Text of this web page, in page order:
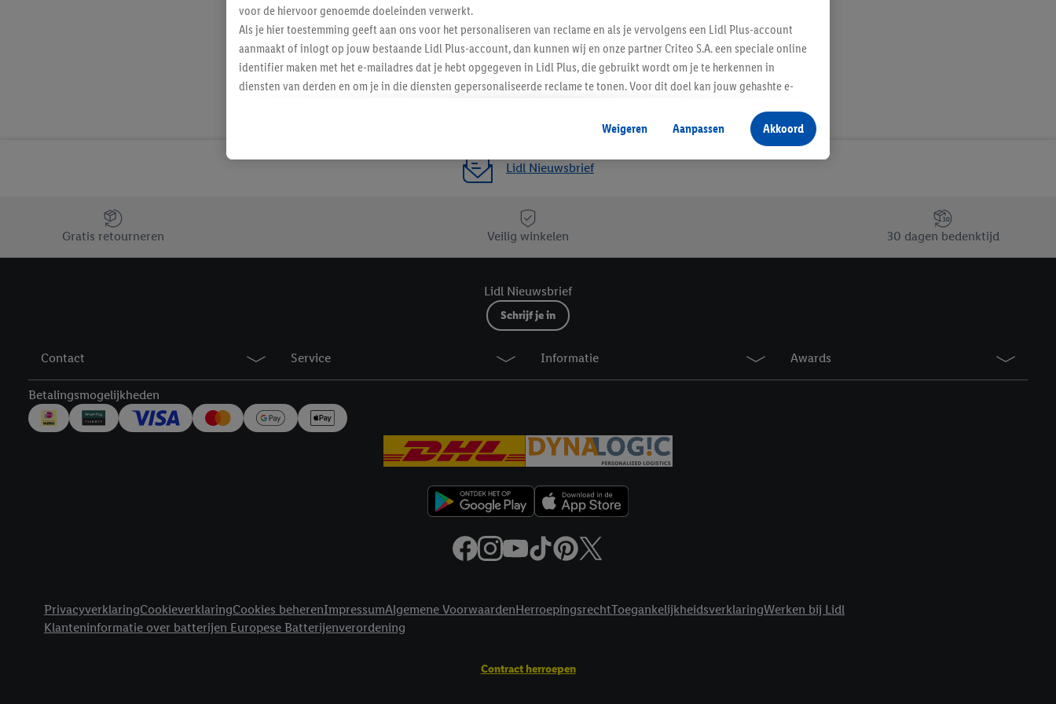
Lidl Nieuwsbrief
Jouw voordelen bij ons als Lidl webshop klant
Gratis retourneren
Veilig winkelen 30 dagen bedenktijd
Lidl Nieuwsbrief
Schrijf je in
Contact Service Informatie Awards
Betalingsmogelijkheden
PrivacyverklaringCookieverklaringCookies beherenImpressumAlgemene VoorwaardenHerroepingsrechtToegankelijkheidsverklaringWerken bij Lidl
Klanteninformatie over batterijen Europese Batterijenverordening
Contract herroepen
voor de hiervoor genoemde doeleinden verwerkt.
Als je hier toestemming geeft aan ons voor het personaliseren van reclame en als je vervolgens een Lidl Plus-account
aanmaakt of inlogt op jouw bestaande Lidl Plus-account, dan kunnen wij en onze partner Criteo S.A. een speciale online
identifier maken met het e-mailadres dat je hebt opgegeven in Lidl Plus, die gebruikt wordt om je te herkennen in
diensten van derden en om je in die diensten gepersonaliseerde reclame te tonen. Voor dit doel kan jouw gehashte e-
Als je hiervoor toestemming geeft, dan kunnen retargeting advertenties worden weergegeven voor producten waarin je
eerder interesse hebt getoond (bijvoorbeeld door het product in een winkelmandje van een online winkel te plaatsen
maar het niet te kopen). De retargeting advertenties kunnen op verschillende eindapparaten en binnen verschillende
mailadres en met eventuele andere identifiers of met identifiers waarover Criteo S.A. beschikt, aan jou kunnen worden
Onder "Aanpassen" kun je aangeven met welke cookies en vergelijkbare technieken en met welke
Door te klikken op "Weigeren", kies je voor de optie dat er enkel technisch noodzakelijke cookies en vergelijkbare
Door op "Akkoord" te klikken, stem je in met alle verwerkingen voor alle bovengenoemde doeleinden. Meer informatie,
Weigeren Aanpassen Akkoord